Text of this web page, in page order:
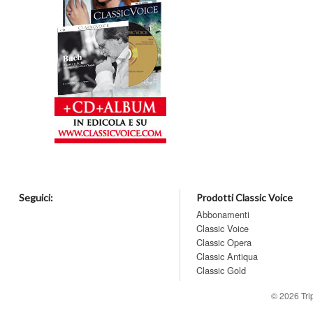
Seguici: Prodotti Classic Voice
Abbonamenti
Classic Voice
Classic Opera
Classic Antiqua
Classic Gold
© 2026